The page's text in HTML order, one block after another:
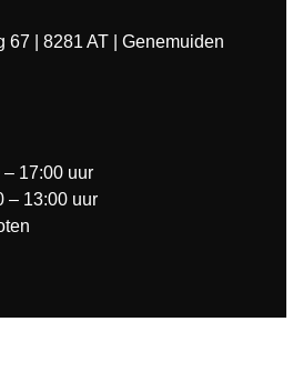
67 | 8281 AT | Genemuiden
– 17:00 uur
13:00 uur